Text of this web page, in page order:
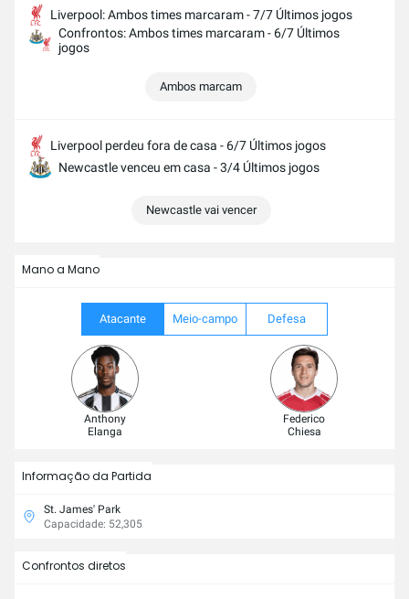
Liverpool: Ambos times marcaram - 7/7 Últimos jogos
Confrontos: Ambos times marcaram - 6/7 Últimos
jogos
Ambos marcam
Liverpool perdeu fora de casa - 6/7 Últimos jogos
Newcastle venceu em casa - 3/4 Últimos jogos
Newcastle vai vencer
Mano a Mano
Atacante Meio-campo Defesa
Anthony
Elanga
Federico
Chiesa
Informação da Partida
St. James' Park
Capacidade: 52,305
Confrontos diretos